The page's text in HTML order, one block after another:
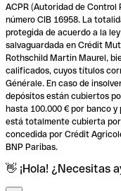
ACPR (Autoridad de Control
número CIB 16958. La
protegida de acuerdo a la
salvaguardada en Crédit
Rothschild Martin Maurel,
calificados, cuyos títulos
Générale. En caso de
depósitos están cubiertos
hasta 100.000 € por banco
está totalmente cubierta
concedida por Crédit
BNP Paribas.
👋 ¡Hola! ¿Necesitas